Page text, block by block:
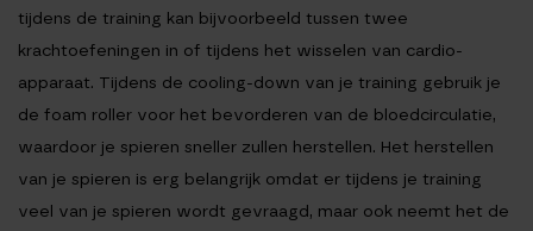
tijdens de training kan bijvoorbeeld tussen twee
krachtoefeningen in of tijdens het wisselen van cardio-
apparaat. Tijdens de cooling-down van je training gebruik je
de foam roller voor het bevorderen van de bloedcirculatie,
waardoor je spieren sneller zullen herstellen. Het herstellen
van je spieren is erg belangrijk omdat er tijdens je training
veel van je spieren wordt gevraagd, maar ook neemt het de